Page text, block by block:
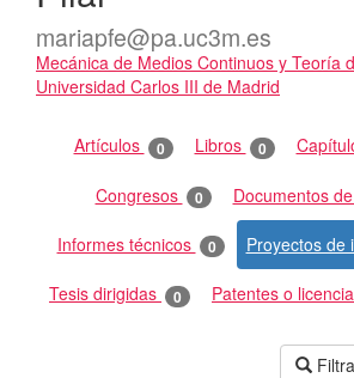
mariapfe@pa.uc3m.es
Mecánica de Medios Continuos y Teoría
Universidad Carlos III de Madrid
Actividades
Artículos 0 Libros 0
Congresos 0 Documentos
Informes técnicos 0 Proyectos de
Tesis dirigidas 0 Patentes o